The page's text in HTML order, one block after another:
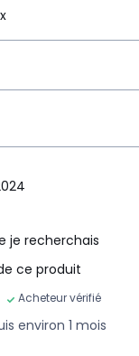
je recherchais
ce produit
Acheteur vérifié
environ 1 mois